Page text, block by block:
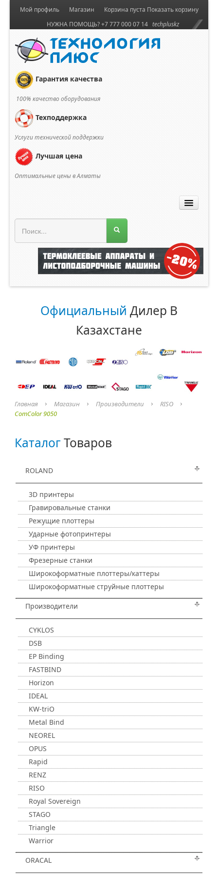
Корзина пуста Показать корзину
Мой профиль
Магазин
НУЖНА ПОМОЩЬ? +7 777 000 07 14 techpluskz
Гарантия качества
100% качество оборудования
Техподдержка
Услуги технической поддержки
Лучшая цена
Оптимальные цены в Алматы
Официальный Дилер В
Казахстане
Главная Магазин Производители
RISO
ComColor 9050
КаталогТоваров
ROLAND
3D принтеры
Гравировальные станки
Режущие плоттеры
Ударные фотопринтеры
УФ принтеры
Фрезерные станки
Широкоформатные плоттеры/каттеры
Широкоформатные струйные плоттеры
Производители
CYKLOS
DSB
EP Binding
FASTBIND
Horizon
IDEAL
KW-triO
Metal Bind
NEOREL
OPUS
Rapid
RENZ
RISO
Royal Sovereign
STAGO
Triangle
Warrior
ORACAL